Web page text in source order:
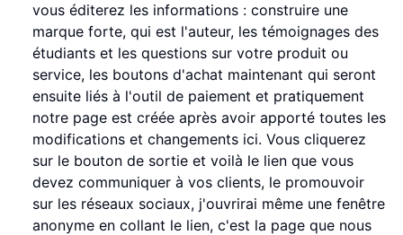
vous éditerez les informations : construire une
marque forte, qui est l'auteur, les témoignages des
étudiants et les questions sur votre produit ou
service, les boutons d'achat maintenant qui seront
ensuite liés à l'outil de paiement et pratiquement
notre page est créée après avoir apporté toutes les
modifications et changements ici. Vous cliquerez
sur le bouton de sortie et voilà le lien que vous
devez communiquer à vos clients, le promouvoir
sur les réseaux sociaux, j'ouvrirai même une fenêtre
anonyme en collant le lien, c'est la page que nous